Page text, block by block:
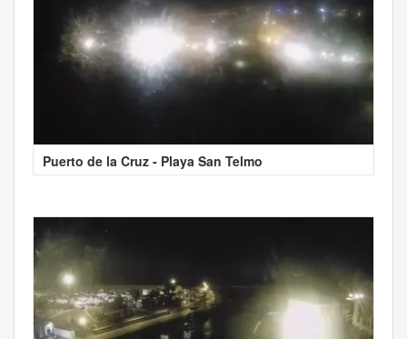
Puerto de la Cruz - Playa San Telmo